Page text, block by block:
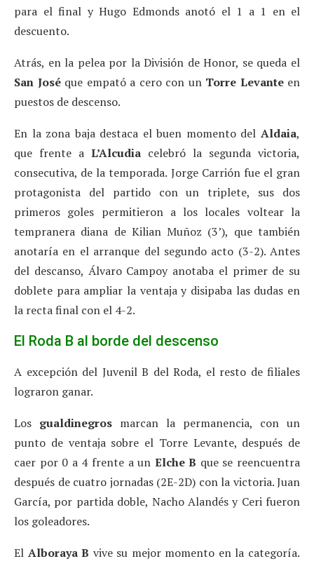
para el final y Hugo Edmonds anotó el 1 a 1 en el
descuento.
Atrás, en la pelea por la División de Honor, se queda el
San Joséque empató a cero con un Torre Levanteen
puestos de descenso.
En la zona baja destaca el buen momento del Aldaia,
que frente a L’Alcudia celebró la segunda victoria,
consecutiva, de la temporada. Jorge Carrión fue el gran
protagonista del partido con un triplete, sus dos
primeros goles permitieron a los locales voltear la
tempranera diana de Kilian Muñoz (3’), que también
anotaría en el arranque del segundo acto (3-2). Antes
del descanso, Álvaro Campoy anotaba el primer de su
doblete para ampliar la ventaja y disipaba las dudas en
la recta final con el 4-2.
El Roda B al borde del descenso
A excepción del Juvenil B del Roda, el resto de filiales
lograron ganar.
Los gualdinegros marcan la permanencia, con un
punto de ventaja sobre el Torre Levante, después de
caer por 0 a 4 frente a un Elche B que se reencuentra
después de cuatro jornadas (2E-2D) con la victoria. Juan
García, por partida doble, Nacho Alandés y Ceri fueron
los goleadores.
El Alboraya B vive su mejor momento en la categoría.